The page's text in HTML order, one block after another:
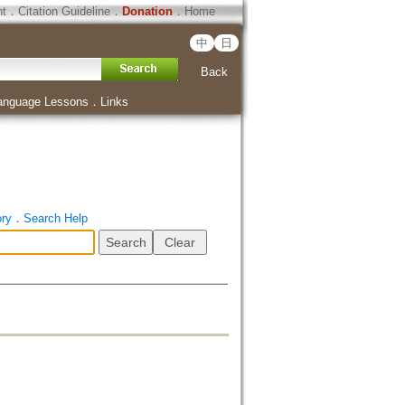
．Citation Guideline． Donation．Home
中 日
Back
Lessons ． Links
． Search Help